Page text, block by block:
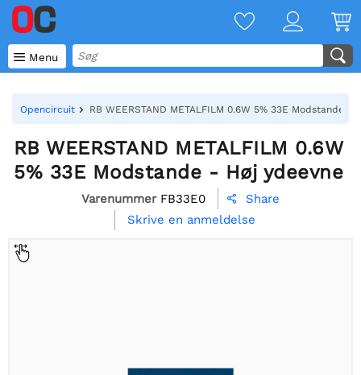
 Menu
Opencircuit RB WEERSTAND METALFILM 0.6W 5% 33E Modstande -
RB WEERSTAND METALFILM 0.6W
5% 33E Modstande - Høj ydeevne
Varenummer FB33E0 
Share
Skrive en anmeldelse